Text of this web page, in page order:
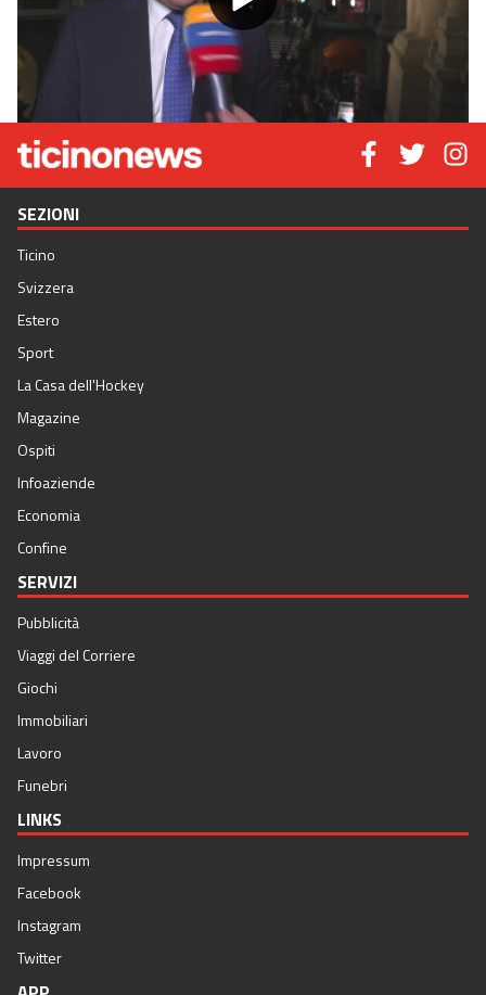
Play
Video
SEZIONI
Ticino
Svizzera
Estero
Sport
La Casa dell'Hockey
Magazine
Ospiti
Infoaziende
Economia
Confine
SERVIZI
Pubblicità
Viaggi del Corriere
Giochi
Immobiliari
Lavoro
Funebri
LINKS
Impressum
Facebook
Instagram
Twitter